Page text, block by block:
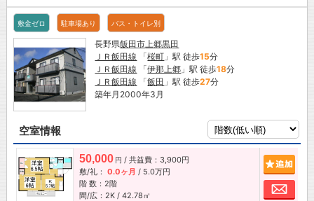
敷金ゼロ 駐車場あり バス・トイレ別
長野県飯田市上郷黒田
ＪＲ飯田線 「桜町 」駅 徒歩15分
ＪＲ飯田線 「伊那上郷 」駅 徒歩18分
ＪＲ飯田線 「飯田 」駅 徒歩27分
築年月2000年3月
空室情報
50,000 円 / 共益費：3,900円
敷/礼： 0.0ヶ月 / 5.0万円
階 数：2階
間/広：2K / 42.78㎡
お